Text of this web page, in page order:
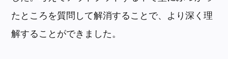
たところを質問して解消することで、より深く理
解することができました。